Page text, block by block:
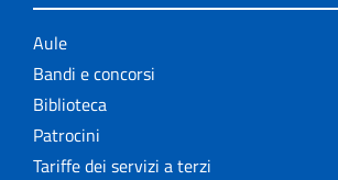
Aule
Bandi e concorsi
Biblioteca
Patrocini
Tariffe dei servizi a terzi